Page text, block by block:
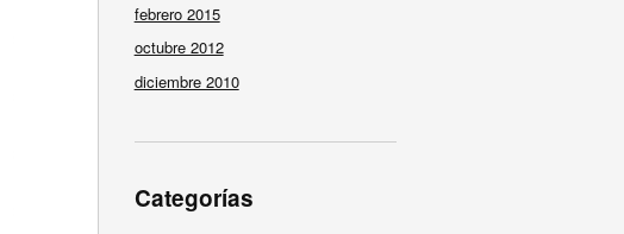
febrero 2015
octubre 2012
diciembre 2010
Categorías